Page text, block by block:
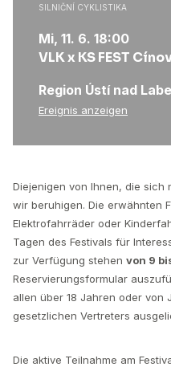
SILNIČNÍ CYKLISTIKA
Mi, 11. 6. 18:00
VLK x KS FEST
Region Ústí nad
Ereignis anzeigen
Diejenigen von Ihnen, die sich
wir beruhigen. Die erwähnten
Elektrofahrräder oder
Tagen des Festivals für
zur Verfügung stehen von 9
Reservierungsformular
allen über 18 Jahren oder von
gesetzlichen Vertreters
Die aktive Teilnahme am